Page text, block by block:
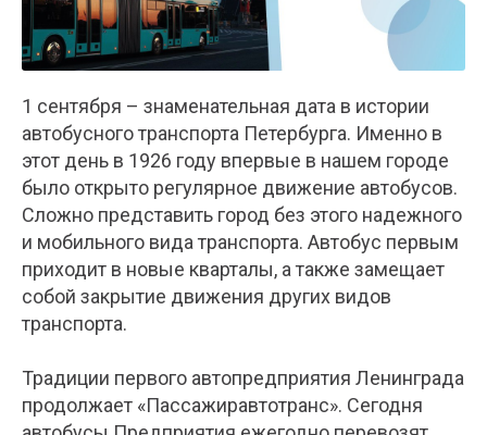
1 сентября – знаменательная дата в истории
автобусного транспорта Петербурга. Именно в
этот день в 1926 году впервые в нашем городе
было открыто регулярное движение автобусов.
Сложно представить город без этого надежного
и мобильного вида транспорта. Автобус первым
приходит в новые кварталы, а также замещает
собой закрытие движения других видов
транспорта.
Традиции первого автопредприятия Ленинграда
продолжает «Пассажиравтотранс». Сегодня